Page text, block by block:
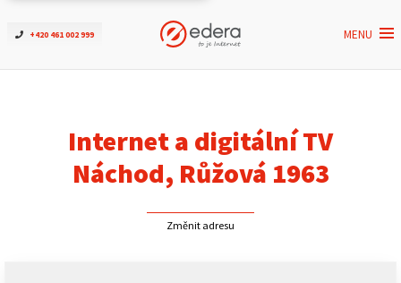
+420 461 002 999 MENU
Ověřit dostupnost
ČEZNET TV
Internet a digitální TV
Náchod, Růžová 1963
Změnit adresu